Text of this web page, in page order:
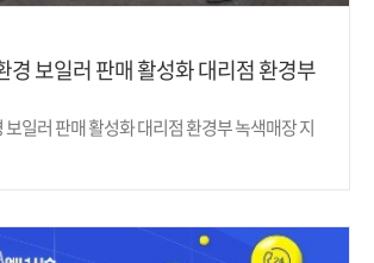
경 보일러 판매 활성화 대리점 환경부
일러 판매 활성화 대리점 환경부 녹색매장 지